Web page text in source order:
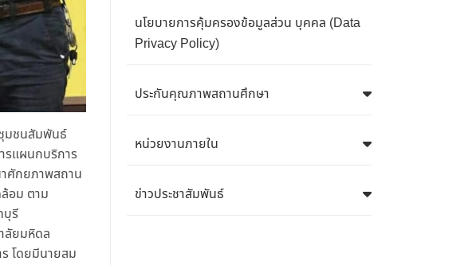
มชนสัมพันธ์
รแผนกบริการ
าศักยภาพสถาน
อม ตาม
บุรี
ลัยมหิดล
โดยมีนายสม
นโยบายการคุ้มครองข้อมูลส่วน บุคคล (Data
Privacy Policy)
ประกันคุณภาพสถานศึกษา
หน่วยงานภายใน
ข่าวประชาสัมพันธ์